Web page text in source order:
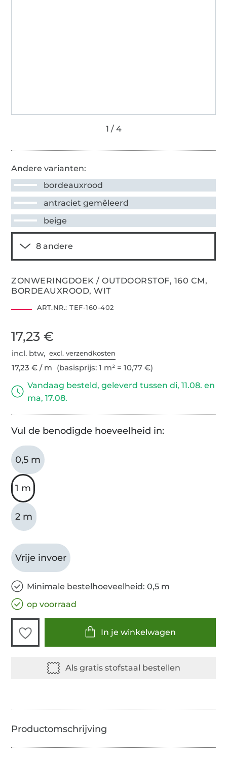
Andere varianten:
bordeauxrood
antraciet gemêleerd
beige
ZONWERINGDOEK / OUTDOORSTOF, 160 CM,
BORDEAUXROOD, WIT
ART.NR.: TEF-160-402
17,23 €
incl. btw,excl. verzendkosten
17,23 € / m (basisprijs: 1 m² = 10,77 €)
Vandaag besteld, geleverd tussen di, 11.08. en
ma, 17.08.
Vul de benodigde hoeveelheid in:
0,5 m
1 m
2 m
Vrije invoer
Minimale bestelhoeveelheid: 0,5 m
op voorraad
In je winkelwagen